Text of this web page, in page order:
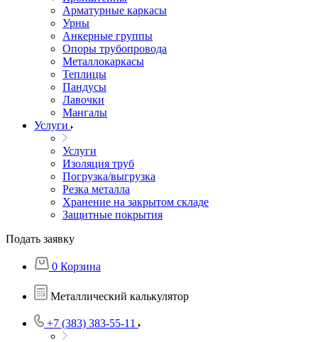
Арматурные каркасы
Урны
Анкерные группы
Опоры трубопровода
Металлокаркасы
Теплицы
Пандусы
Лавочки
Мангалы
Услуги
Услуги
Изоляция труб
Погрузка/выгрузка
Резка металла
Хранение на закрытом складе
Защитные покрытия
Подать заявку
0 Корзина
Металлический калькулятор
+7 (383) 383-55-11